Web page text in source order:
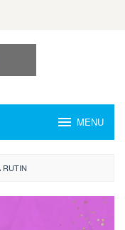
MENU
RUTIN